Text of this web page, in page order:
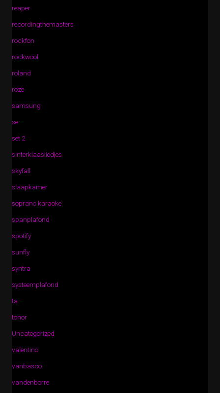
reaper
recordingthemasters
rockfon
rockwool
roland
roze
samsung
se
set 2
sinterklaasliedjes
skyfall
slaapkamer
soprano karaoke
spanplafond
spotify
sunfly
syntra
systeemplafond
ta
tonor
Uncategorized
valentino
vanbasco
vandenborre